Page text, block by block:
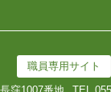
職員専用サイト